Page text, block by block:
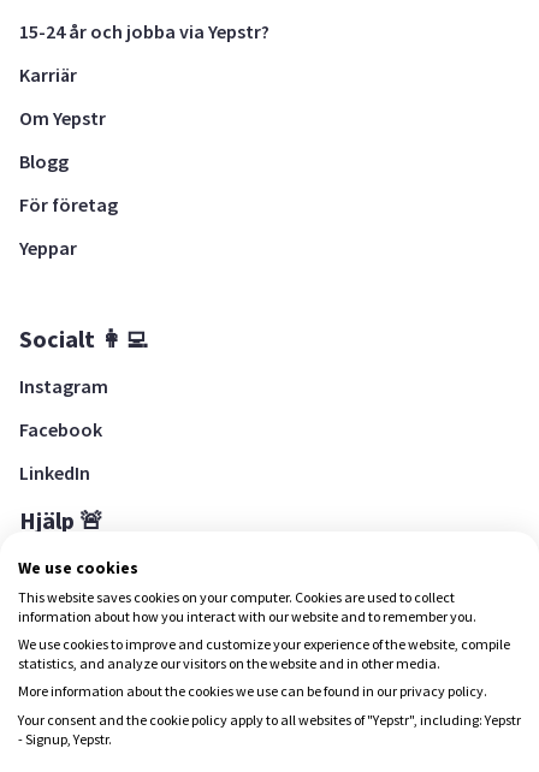
15-24 år och jobba via Yepstr?
Karriär
Om Yepstr
Blogg
För företag
Yeppar
Socialt 👩‍💻
Instagram
Facebook
LinkedIn
Hjälp 🚨
Hjälpcenter
Ladda ned Yepstr
Ladda ned Yepstr
We use cookies
This website saves cookies on your computer. Cookies are used to collect
information about how you interact with our website and to remember you.
We use cookies to improve and customize your experience of the website, compile
statistics, and analyze our visitors on the website and in other media.
More information about the cookies we use can be found in our privacy policy.
Your consent and the cookie policy apply to all websites of "Yepstr", including: Yepstr
- Signup, Yepstr.